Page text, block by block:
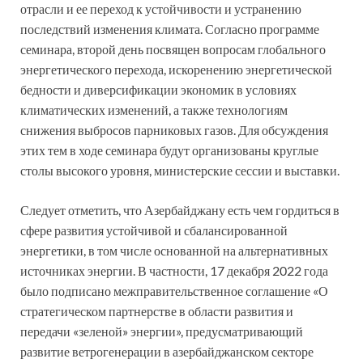
отрасли и ее переход к устойчивости и устранению
последствий изменения климата. Согласно программе
семинара, второй день посвящен вопросам глобального
энергетического перехода, искоренению энергетической
бедности и диверсификации экономик в условиях
климатических изменений, а также технологиям
снижения выбросов парниковых газов. Для обсуждения
этих тем в ходе семинара будут организованы круглые
столы высокого уровня, министерские сессии и выставки.
Следует отметить, что Азербайджану есть чем гордиться в
сфере развития устойчивой и сбалансированной
энергетики, в том числе основанной на альтернативных
источниках энергии. В частности, 17 декабря 2022 года
было подписано межправительственное соглашение «О
стратегическом партнерстве в области развития и
передачи «зеленой» энергии», предусматривающий
развитие ветрогенерации в азербайджанском секторе